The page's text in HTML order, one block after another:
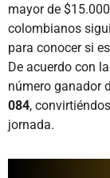
mayor de
colombianos
para conocer si
De acuerdo con
número ganador
084,
jornada.